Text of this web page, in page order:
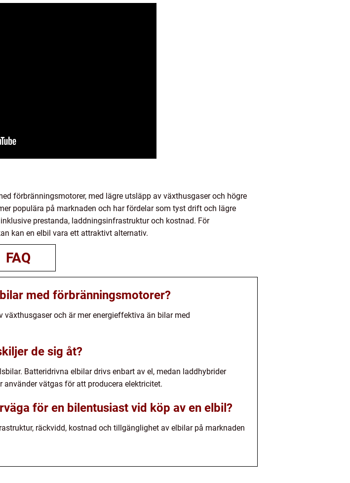
förbränningsmotorer, med lägre utsläpp av växthusgaser och högre
populära på marknaden och har fördelar som tyst drift och lägre
prestanda, laddningsinfrastruktur och kostnad. För
kan en elbil vara ett attraktivt alternativ.
FAQ
med förbränningsmotorer?
och är mer energieffektiva än bilar med
de sig åt?
Batteridrivna elbilar drivs enbart av el, medan laddhybrider
vätgas för att producera elektricitet.
för en bilentusiast vid köp av en elbil?
räckvidd, kostnad och tillgänglighet av elbilar på marknaden